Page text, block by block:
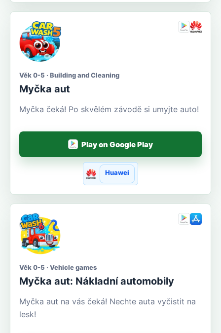
Věk 0-5 · Building and Cleaning
Myčka aut
Myčka čeká! Po skvělém závodě si umyjte auto!
Play on Google Play
Huawei
Věk 0-5 · Vehicle games
Myčka aut: Nákladní automobily
Myčka aut na vás čeká! Nechte auta vyčistit na
lesk!